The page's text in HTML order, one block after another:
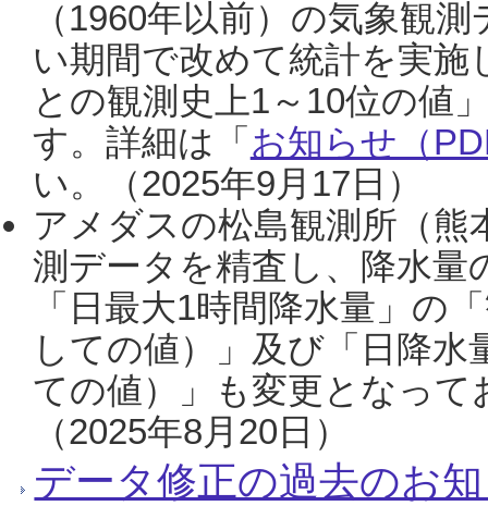
（1960年以前）の気象観
い期間で改めて統計を実
との観測史上1～10位の値
す。詳細は「 お知らせ（
い。（2025年9月17日）
アメダスの松島観測所（熊
測データを精査し、降水
「日最大1時間降水量」の
しての値）」及び「日降
ての値）」も変更となっ
（2025年8月20日）
データ修正の過去のお